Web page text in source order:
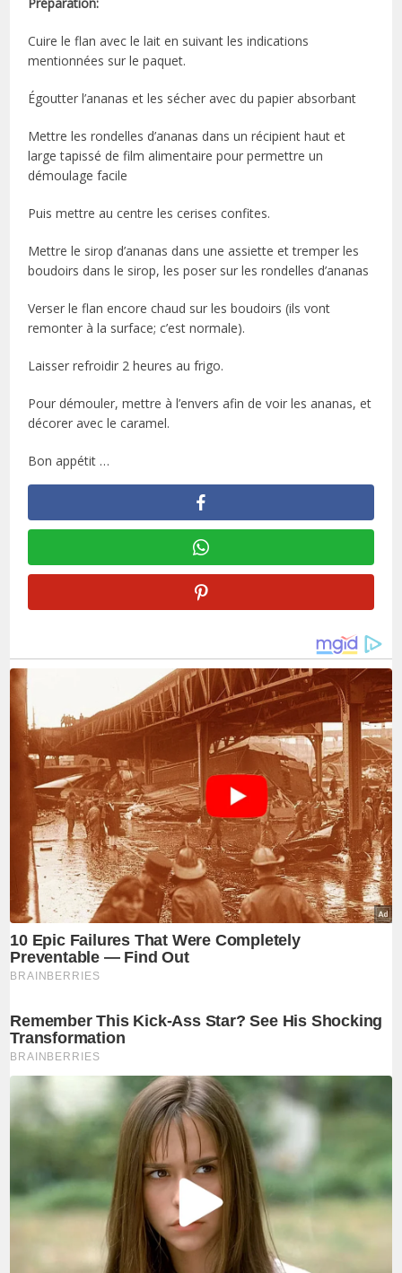
Cuire le flan avec le lait en suivant les indications
mentionnées sur le paquet.
Égoutter l’ananas et les sécher avec du papier absorbant
Mettre les rondelles d’ananas dans un récipient haut et
large tapissé de film alimentaire pour permettre un
démoulage facile
Puis mettre au centre les cerises confites.
Mettre le sirop d’ananas dans une assiette et tremper les
boudoirs dans le sirop, les poser sur les rondelles d’ananas
Verser le flan encore chaud sur les boudoirs (ils vont
remonter à la surface; c’est normale).
Laisser refroidir 2 heures au frigo.
Pour démouler, mettre à l’envers afin de voir les ananas, et
décorer avec le caramel.
Bon appétit …